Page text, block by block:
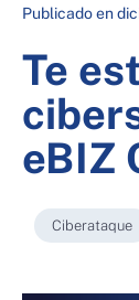
Publicado en
Te
eBIZ
Ciberataque